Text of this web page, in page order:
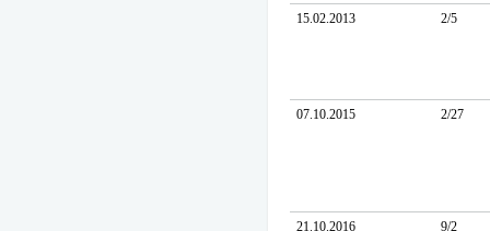
15.02.2013 2/5
07.10.2015 2/27
21.10.2016 9/2